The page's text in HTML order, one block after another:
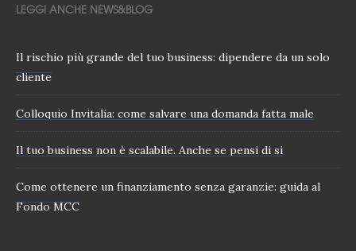
LEGGI ANCHE NEWS&BLOG
Il rischio più grande del tuo business: dipendere da un solo
cliente
Colloquio Invitalia: come salvare una domanda fatta male
Il tuo business non è scalabile. Anche se pensi di si
Come ottenere un finanziamento senza garanzie: guida al
Fondo MCC